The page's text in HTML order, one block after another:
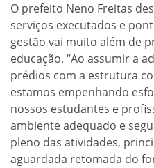
O prefeito Neno Freitas
serviços executados e
gestão vai muito além de
educação. “Ao assumir a
prédios com a estrutura
estamos empenhando
nossos estudantes e
ambiente adequado e
pleno das atividades,
aguardada retomada do